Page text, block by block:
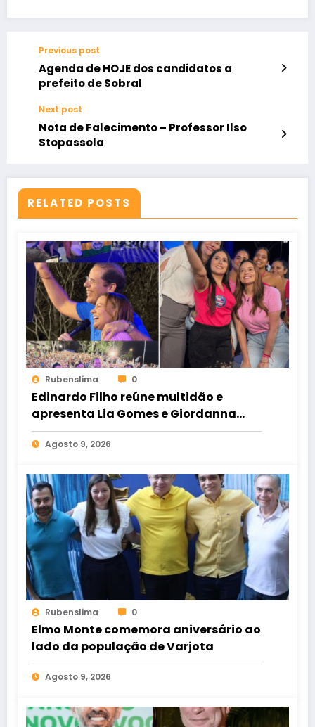
Previous post
Agenda de HOJE dos candidatos a
prefeito de Sobral
Next post
Nota de Falecimento – Professor Ilso
Stopassola
RELATED POSTS
Rubenslima 0
Edinardo Filho reúne multidão e
apresenta Lia Gomes e Giordanna
Mano como suas candidatas a
deputada estadual e federal
Agosto 9, 2026
Rubenslima 0
Elmo Monte comemora aniversário ao
lado da população de Varjota
Agosto 9, 2026